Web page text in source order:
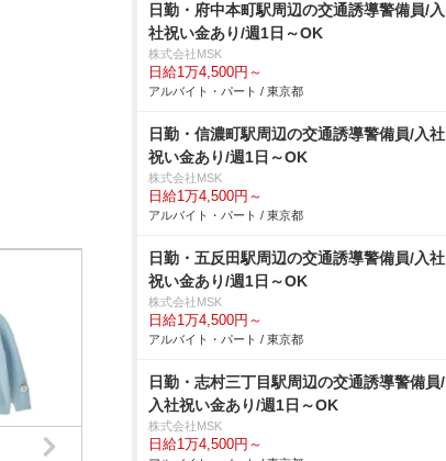
日勤・府中本町駅周辺の交通誘導警備員/入
社祝い金あり/週1日～OK
株式会社MSK
日給1万4,500円～
アルバイト・パート / 東京都
日勤・信濃町駅周辺の交通誘導警備員/入社
祝い金あり/週1日～OK
株式会社MSK
日給1万4,500円～
アルバイト・パート / 東京都
日勤・五反田駅周辺の交通誘導警備員/入社
祝い金あり/週1日～OK
株式会社MSK
日給1万4,500円～
アルバイト・パート / 東京都
日勤・志村三丁目駅周辺の交通誘導警備員/
入社祝い金あり/週1日～OK
株式会社MSK
日給1万4,500円～